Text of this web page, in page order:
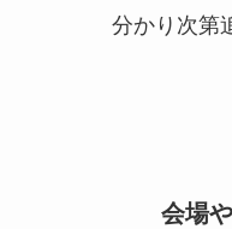
分かり次第
会場